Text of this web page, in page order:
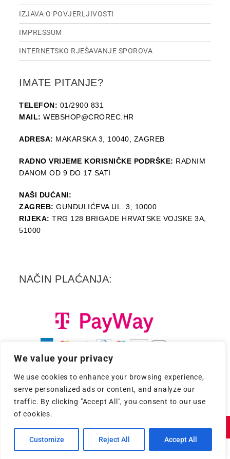
We value your privacy
We use cookies to enhance your browsing experience,
serve personalized ads or content, and analyze our
traffic. By clicking "Accept All", you consent to our use
of cookies.
Customize Reject All Accept All
IZJAVA O POVJERLJIVOSTI
IMPRESSUM
INTERNETSKO RJEŠAVANJE SPOROVA
IMATE PITANJE?
TELEFON: 01/2900 831
MAIL: WEBSHOP@CROREC.HR
ADRESA: MAKARSKA 3, 10040, ZAGREB
RADNO VRIJEME KORISNIČKE PODRŠKE: RADNIM
DANOM OD 9 DO 17 SATI
NAŠI DUĆANI:
ZAGREB: GUNDULIĆEVA UL. 3, 10000
RIJEKA: TRG 128 BRIGADE HRVATSKE VOJSKE 3A,
51000
NAČIN PLAĆANJA:
Copyright 2026. - Croatia Records d.d.